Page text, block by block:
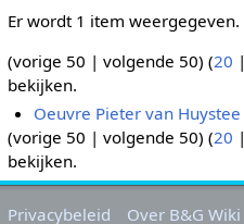
Er wordt 1 item weergegeven.
(vorige 50 | volgende 50) (20 |
bekijken.
Oeuvre Pieter van Huystee
(vorige 50 | volgende 50) (20 |
bekijken.
Privacybeleid Over B&G Wiki